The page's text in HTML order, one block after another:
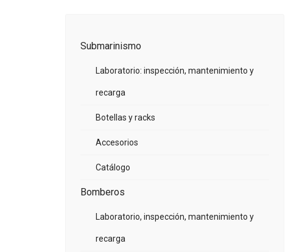
Submarinismo
Laboratorio: inspección, mantenimiento y
recarga
Botellas y racks
Accesorios
Catálogo
Bomberos
Laboratorio, inspección, mantenimiento y
recarga